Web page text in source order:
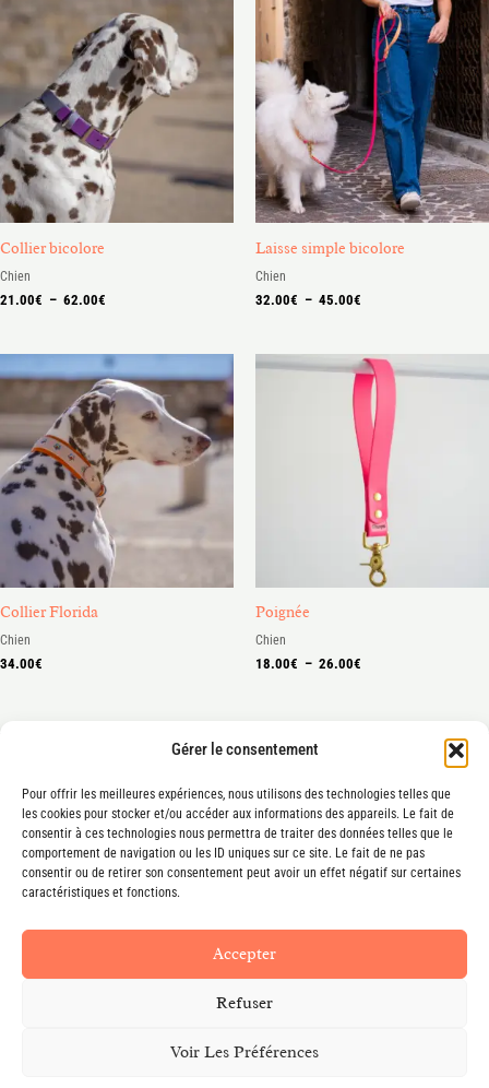
Gérer le consentement
Pour offrir les meilleures expériences, nous utilisons des technologies telles que
les cookies pour stocker et/ou accéder aux informations des appareils. Le fait de
consentir à ces technologies nous permettra de traiter des données telles que le
comportement de navigation ou les ID uniques sur ce site. Le fait de ne pas
consentir ou de retirer son consentement peut avoir un effet négatif sur certaines
caractéristiques et fonctions.
Accepter
Refuser
Voir Les Préférences
Collier bicolore
Chien
21.00€ – 62.00€
de
prix :
21.00€
à
62.00€
Laisse simple bicolore
Chien
32.00€ – 45.00€
prix :
32.00€
45.00€
Collier Florida
Chien
34.00€
Poignée
Chien
18.00€ – 26.00€
Plage
de
prix :
18.00€
26.00€
Mentions légales
Conditions générales de vente